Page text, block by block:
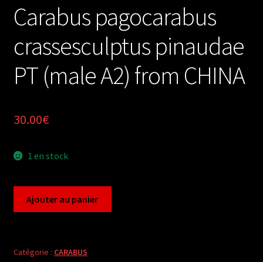
Carabus pagocarabus
crassesculptus pinaudae
PT (male A2) from CHINA
30.00€
1 en stock
crassesculptus
Ajouter au panier
Catégorie : CARABUS